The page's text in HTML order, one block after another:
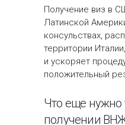
Получение виз в
Латинской
консульствах,
территории
и ускоряет
положительный
Что еще нужно
получении